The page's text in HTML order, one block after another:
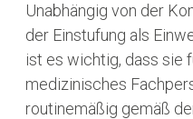
Unabhängig von der
der Einstufung als
ist es wichtig, dass sie
medizinisches
routinemäßig gemäß